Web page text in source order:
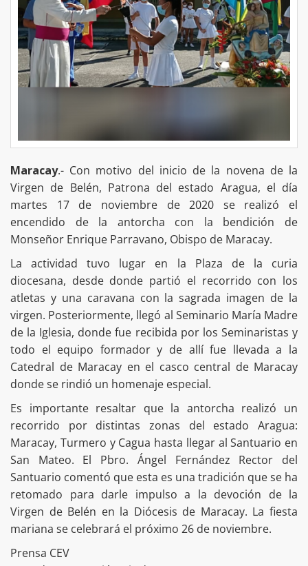
Maracay.- Con motivo del inicio de la novena de la
Virgen de Belén, Patrona del estado Aragua, el día
martes 17 de noviembre de 2020 se realizó el
encendido de la antorcha con la bendición de
Monseñor Enrique Parravano, Obispo de Maracay.
La actividad tuvo lugar en la Plaza de la curia
diocesana, desde donde partió el recorrido con los
atletas y una caravana con la sagrada imagen de la
virgen. Posteriormente, llegó al Seminario María Madre
de la Iglesia, donde fue recibida por los Seminaristas y
todo el equipo formador y de allí fue llevada a la
Catedral de Maracay en el casco central de Maracay
donde se rindió un homenaje especial.
Es importante resaltar que la antorcha realizó un
recorrido por distintas zonas del estado Aragua:
Maracay, Turmero y Cagua hasta llegar al Santuario en
San Mateo. El Pbro. Ángel Fernández Rector del
Santuario comentó que esta es una tradición que se ha
retomado para darle impulso a la devoción de la
Virgen de Belén en la Diócesis de Maracay. La fiesta
mariana se celebrará el próximo 26 de noviembre.
Prensa CEV